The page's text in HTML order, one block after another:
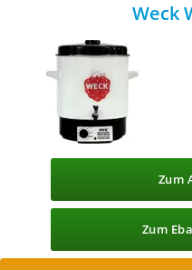
Weck
Zum
Zum